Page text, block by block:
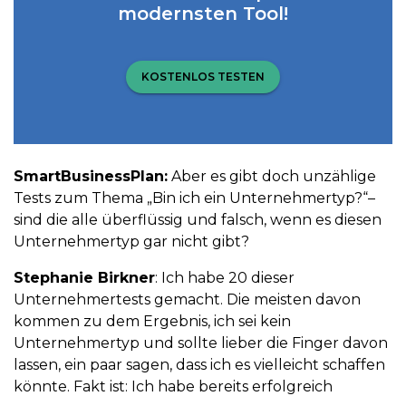
modernsten Tool!
KOSTENLOS TESTEN
SmartBusinessPlan: Aber es gibt doch unzählige
Tests zum Thema „Bin ich ein Unternehmertyp?“–
sind die alle überflüssig und falsch, wenn es diesen
Unternehmertyp gar nicht gibt?
Stephanie Birkner: Ich habe 20 dieser
Unternehmertests gemacht. Die meisten davon
kommen zu dem Ergebnis, ich sei kein
Unternehmertyp und sollte lieber die Finger davon
lassen, ein paar sagen, dass ich es vielleicht schaffen
könnte. Fakt ist: Ich habe bereits erfolgreich